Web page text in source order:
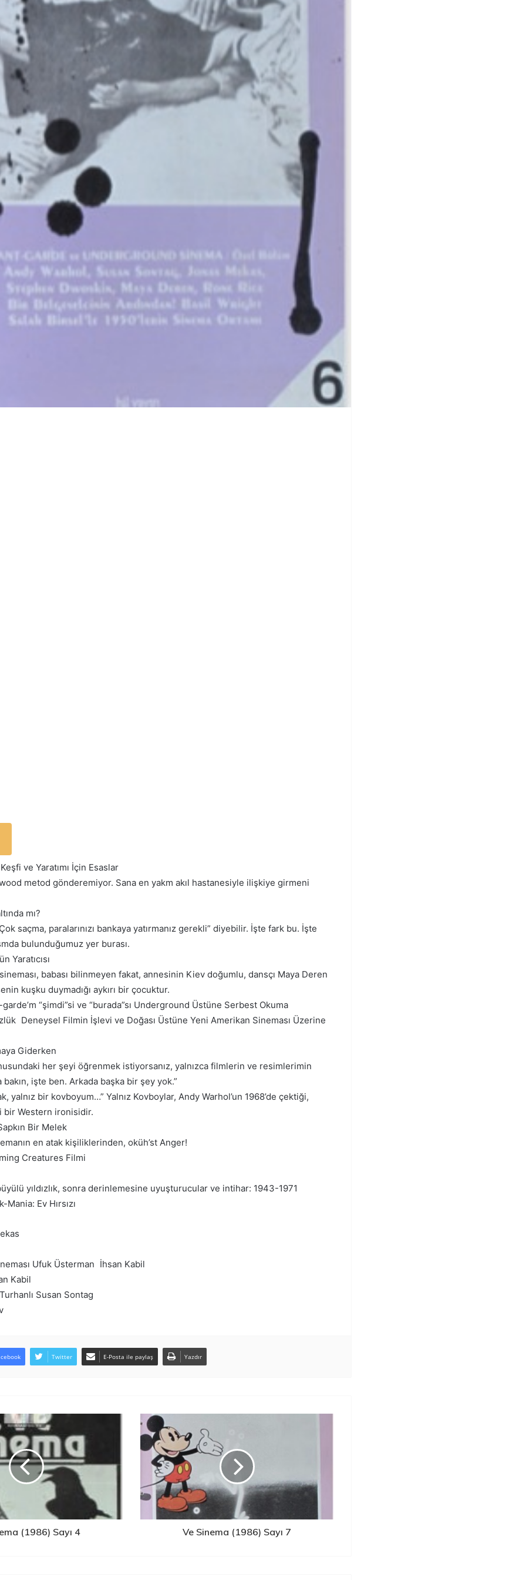
ve Yaratımı İçin Esaslar
metod gönderemiyor. Sana en yakm akıl hastanesiyle ilişkiye girmeni
mı?
saçma, paralarınızı bankaya yatırmanız gerekli” diyebilir. İşte fark bu. İşte
bulunduğumuz yer burası.
Yaratıcısı
babası bilinmeyen fakat, annesinin Kiev doğumlu, dansçı Maya Deren
kuşku duymadığı aykırı bir çocuktur.
“şimdi”si ve “burada”sı Underground Üstüne Serbest Okuma
Deneysel Filmin İşlevi ve Doğası Üstüne Yeni Amerikan Sineması Üzerine
Giderken
her şeyi öğrenmek istiyorsanız, yalnızca filmlerin ve resimlerimin
işte ben. Arkada başka bir şey yok.”
yalnız bir kovboyum…” Yalnız Kovboylar, Andy Warhol’un 1968’de çektiği,
Western ironisidir.
Bir Melek
en atak kişiliklerinden, oküh’st Anger!
Creatures Filmi
yıldızlık, sonra derinlemesine uyuşturucular ve intihar: 1943-1971
Mania: Ev Hırsızı
Ufuk Üsterman İhsan Kabil
Kabil
Susan Sontag
Twitter E-Posta ile paylaş Yazdır
(1986) Sayı 4 Ve Sinema (1986) Sayı 7